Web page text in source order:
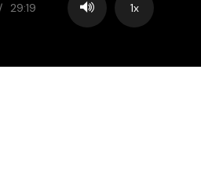
/ 29:19 1x